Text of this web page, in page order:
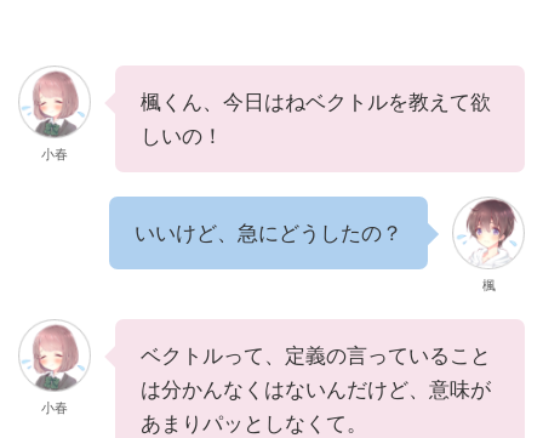
小春
楓くん、今日はねベクトルを教えて欲
しいの！
いいけど、急にどうしたの？
楓
小春
ベクトルって、定義の言っていること
は分かんなくはないんだけど、意味が
あまりパッとしなくて。